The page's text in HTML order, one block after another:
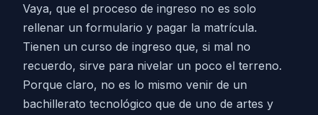
Vaya, que el proceso de ingreso no es solo
rellenar un formulario y pagar la matrícula.
Tienen un curso de ingreso que, si mal no
recuerdo, sirve para nivelar un poco el terreno.
Porque claro, no es lo mismo venir de un
bachillerato tecnológico que de uno de artes y